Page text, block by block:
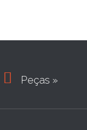
 Peças »